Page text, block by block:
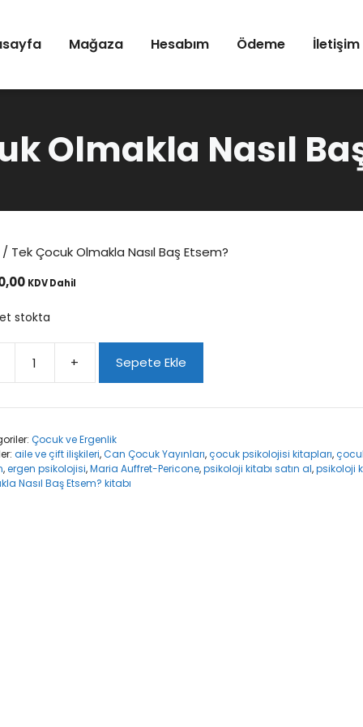
Mağaza Hesabım Ödeme İletişim
Olmakla Nasıl
/ Tek Çocuk Olmakla Nasıl Baş Etsem?
KDV Dahil
stokta
+ Sepete Ekle
Çocuk ve Ergenlik
aile ve çift ilişkileri,Can Çocuk Yayınları,çocuk psikolojisi kitapları,
,ergen psikolojisi,Maria Auffret-Pericone,psikoloji kitabı satın al,psikoloji
Nasıl Baş Etsem? kitabı